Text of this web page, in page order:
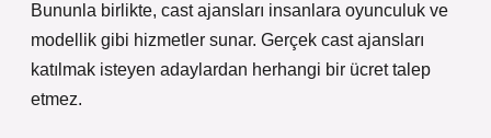
Bununla birlikte, cast ajansları insanlara oyunculuk ve
modellik gibi hizmetler sunar. Gerçek cast ajansları
katılmak isteyen adaylardan herhangi bir ücret talep
etmez.